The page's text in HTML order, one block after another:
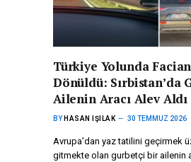
Türkiye Yolunda
Dönüldü: Sırbistan’da
Ailenin Aracı Alev Aldı
BY HASAN IŞILAK 30 TEMMUZ 2026
Avrupa’dan yaz tatilini geçirmek
gitmekte olan gurbetçi bir ailenin